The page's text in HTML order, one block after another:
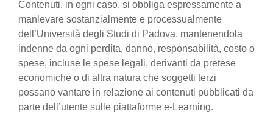
Contenuti, in ogni caso, si obbliga espressamente a
manlevare sostanzialmente e processualmente
dell’Università degli Studi di Padova, mantenendola
indenne da ogni perdita, danno, responsabilità, costo o
spese, incluse le spese legali, derivanti da pretese
economiche o di altra natura che soggetti terzi
possano vantare in relazione ai contenuti pubblicati da
parte dell’utente sulle piattaforme e-Learning.